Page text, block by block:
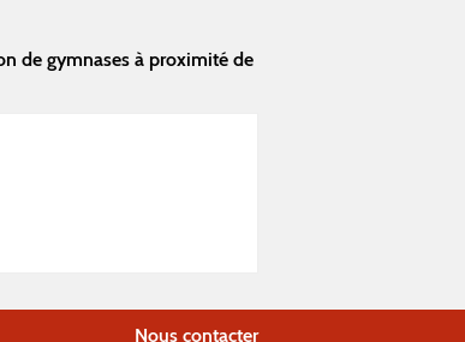
de gymnases à proximité de
Nous contacter